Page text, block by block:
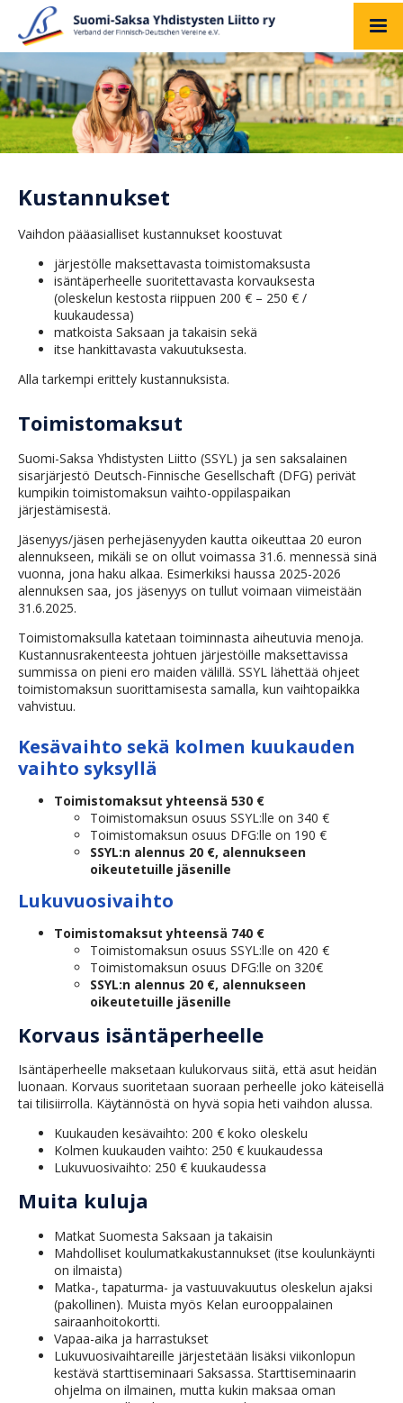
Kustannukset
Vaihdon pääasialliset kustannukset koostuvat
järjestölle maksettavasta toimistomaksusta
isäntäperheelle suoritettavasta korvauksesta
(oleskelun kestosta riippuen 200 € – 250 € /
kuukaudessa)
matkoista Saksaan ja takaisin sekä
itse hankittavasta vakuutuksesta.
Alla tarkempi erittely kustannuksista.
Toimistomaksut
Suomi-Saksa Yhdistysten Liitto (SSYL) ja sen saksalainen
sisarjärjestö Deutsch-Finnische Gesellschaft (DFG) perivät
kumpikin toimistomaksun vaihto-oppilaspaikan
järjestämisestä.
Jäsenyys/jäsen perhejäsenyyden kautta oikeuttaa 20 euron
alennukseen, mikäli se on ollut voimassa 31.6. mennessä sinä
vuonna, jona haku alkaa. Esimerkiksi haussa 2025-2026
alennuksen saa, jos jäsenyys on tullut voimaan viimeistään
31.6.2025.
Toimistomaksulla katetaan toiminnasta aiheutuvia menoja.
Kustannusrakenteesta johtuen järjestöille maksettavissa
summissa on pieni ero maiden välillä. SSYL lähettää ohjeet
toimistomaksun suorittamisesta samalla, kun vaihtopaikka
vahvistuu.
Kesävaihto sekä kolmen kuukauden
vaihto syksyllä
Toimistomaksut yhteensä 530 €
Toimistomaksun osuus SSYL:lle on 340 €
Toimistomaksun osuus DFG:lle on 190 €
SSYL:n alennus 20 €, alennukseen
oikeutetuille jäsenille
Lukuvuosivaihto
Toimistomaksut yhteensä 740 €
Toimistomaksun osuus SSYL:lle on 420 €
Toimistomaksun osuus DFG:lle on 320€
SSYL:n alennus 20 €, alennukseen
oikeutetuille jäsenille
Korvaus isäntäperheelle
Isäntäperheelle maksetaan kulukorvaus siitä, että asut heidän
luonaan. Korvaus suoritetaan suoraan perheelle joko käteisellä
tai tilisiirrolla. Käytännöstä on hyvä sopia heti vaihdon alussa.
Kuukauden kesävaihto: 200 € koko oleskelu
Kolmen kuukauden vaihto: 250 € kuukaudessa
Lukuvuosivaihto: 250 € kuukaudessa
Muita kuluja
Matkat Suomesta Saksaan ja takaisin
Mahdolliset koulumatkakustannukset (itse koulunkäynti
on ilmaista)
Matka-, tapaturma- ja vastuuvakuutus oleskelun ajaksi
(pakollinen). Muista myös Kelan eurooppalainen
sairaanhoitokortti.
Vapaa-aika ja harrastukset
Lukuvuosivaihtareille järjestetään lisäksi viikonlopun
kestävä starttiseminaari Saksassa. Starttiseminaarin
ohjelma on ilmainen, mutta kukin maksaa oman